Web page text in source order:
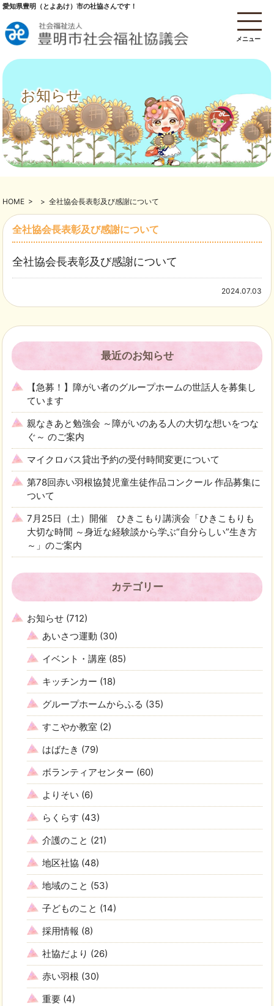
メニュー
愛知県豊明（とよあけ）市の社協さんです！
お知らせ
HOME > > 全社協会長表彰及び感謝について
全社協会長表彰及び感謝について
全社協会長表彰及び感謝について
2024.07.03
最近のお知らせ
【急募！】障がい者のグループホームの世話人を募集し
ています
親なきあと勉強会 ～障がいのある人の大切な想いをつな
ぐ～ のご案内
マイクロバス貸出予約の受付時間変更について
第78回赤い羽根協賛児童生徒作品コンクール 作品募集に
ついて
7月25日（土）開催 ひきこもり講演会「ひきこもりも
大切な時間 ～身近な経験談から学ぶ“自分らしい”生き方
～」のご案内
カテゴリー
お知らせ (712)
あいさつ運動 (30)
イベント・講座 (85)
キッチンカー (18)
グループホームからふる (35)
すこやか教室 (2)
はばたき (79)
ボランティアセンター (60)
よりそい (6)
らくらす (43)
介護のこと (21)
地区社協 (48)
地域のこと (53)
子どものこと (14)
採用情報 (8)
社協だより (26)
赤い羽根 (30)
重要 (4)